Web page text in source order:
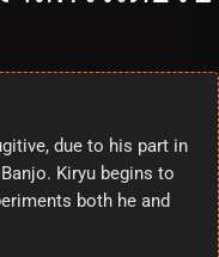
due to his part in
Kiryu begins to
both he and